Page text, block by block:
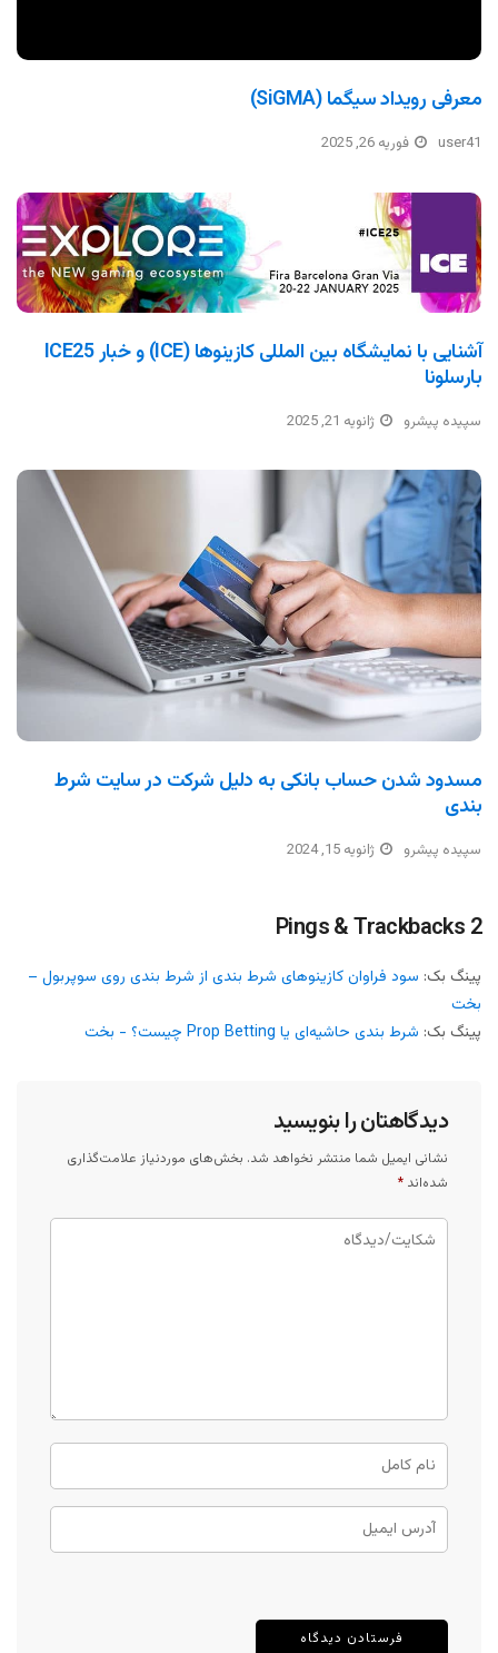
معرفی رویداد سیگما (SiGMA)
user41 فوریه 26, 2025
آشنایی با نمایشگاه بین المللی کازینوها (ICE) و خبار ICE25
بارسلونا
سپیده پیشرو ژانویه 21, 2025
مسدود شدن حساب بانکی به دلیل شرکت در سایت شرط
بندی
سپیده پیشرو ژانویه 15, 2024
2 Pings & Trackbacks
پینگ بک: سود فراوان کازینوهای شرط بندی از شرط بندی روی سوپربول –
بخت
پینگ بک: شرط بندی حاشیه‌ای یا Prop Betting چیست؟ - بخت
دیدگاهتان را بنویسید
نشانی ایمیل شما منتشر نخواهد شد. بخش‌های موردنیاز علامت‌گذاری
شده‌اند *